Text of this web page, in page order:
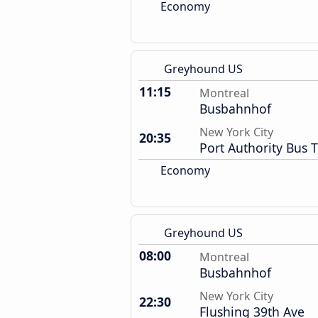
Economy
Greyhound US
11:15 Montreal
Busbahnhof
20:35
New York City
Port Authority Bus
Economy
Greyhound US
08:00 Montreal
Busbahnhof
22:30
New York City
Flushing 39th Ave